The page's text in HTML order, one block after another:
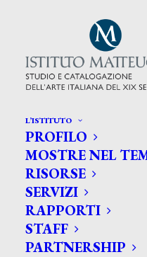
L’ISTITUTO
PROFILO
MOSTRE NEL
RISORSE
SERVIZI
RAPPORTI
STAFF
PARTNERSHIP
CERCA TRA GLI
Search
for: